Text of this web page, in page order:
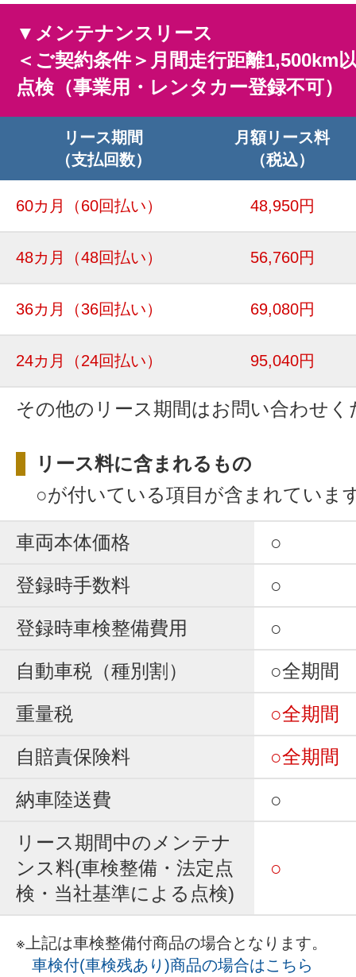
▼メンテナンスリース
＜ご契約条件＞月間走行距離1,500km
点検（事業用・レンタカー登録不可）
リース期間
（支払回数）
月額リース料
（税込）
60カ月 （60回払い） 48,950円
48カ月 （48回払い） 56,760円
36カ月 （36回払い） 69,080円
24カ月 （24回払い） 95,040円
その他のリース期間はお問い合わせく
リース料に含まれるもの
○が付いている項目が含まれていま
車両本体価格
○
登録時手数料
○
登録時車検整備費用
○
自動車税（種別割）
○全期間
重量税
○全期間
自賠責保険料
○全期間
納車陸送費
○
リース期間中のメンテナ
ンス料(車検整備・法定点
検・当社基準による点検)
○
※上記は車検整備付商品の場合となります。
車検付(車検残あり)商品の場合はこちら